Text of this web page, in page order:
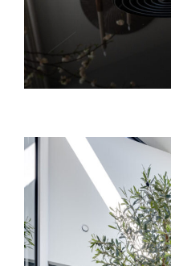
Home
Expertises
Projecten
Contact
Offerte aanvragen